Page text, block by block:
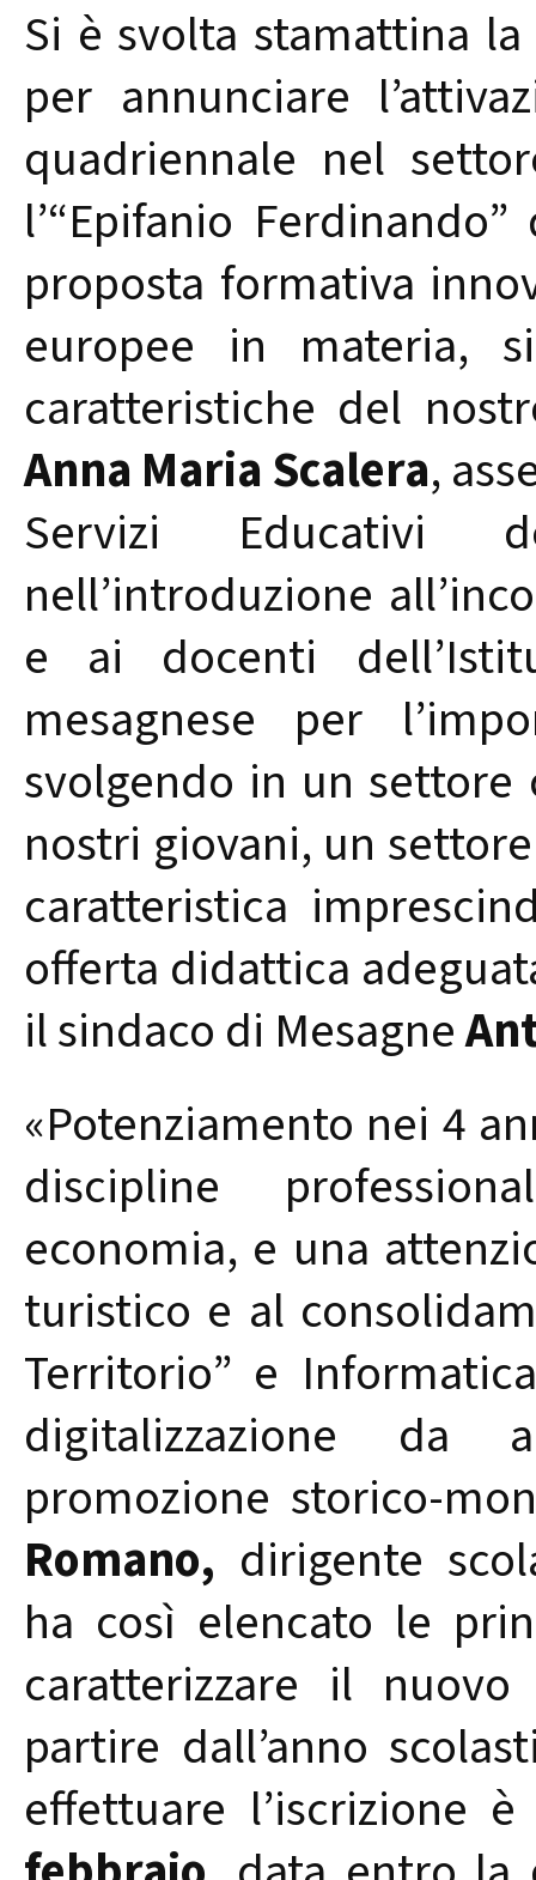
Si è svolta stamattina
per annunciare
quadriennale nel
l’“Epifanio
proposta formativa
europee in materia,
caratteristiche del
Anna Maria Scalera,
Servizi Educativi
nell’introduzione
e ai docenti
mesagnese per
svolgendo in un
nostri giovani, un
caratteristica
offerta didattica
il sindaco di Mesagne
«Potenziamento nei 4
discipline
economia, e una
turistico e al
Territorio” e
digitalizzazione da
promozione storico-
Romano, dirigente
ha così elencato le
caratterizzare il
partire dall’anno
effettuare l’iscrizione